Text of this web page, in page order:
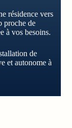
résidence vers
proche de
à vos besoins.
de
et autonome à